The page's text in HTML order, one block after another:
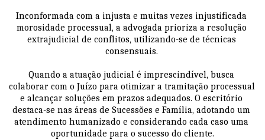
Inconformada com a injusta e muitas vezes injustificada
morosidade processual, a advogada prioriza a resolução
extrajudicial de conflitos, utilizando-se de técnicas
consensuais.
Quando a atuação judicial é imprescindível, busca
colaborar com o Juízo para otimizar a tramitação processual
e alcançar soluções em prazos adequados. O escritório
destaca-se nas áreas de Sucessões e Família, adotando um
atendimento humanizado e considerando cada caso uma
oportunidade para o sucesso do cliente.